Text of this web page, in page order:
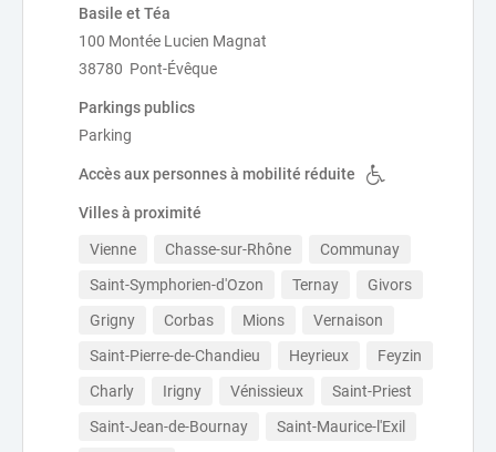
Basile et Téa
100 Montée Lucien Magnat
38780 Pont-Évêque
Parkings publics
Parking
Accès aux personnes à mobilité réduite
Villes à proximité
Vienne Chasse-sur-Rhône
Communay
Saint-Symphorien-d'Ozon
Ternay
Givors
Grigny
Corbas Mions
Vernaison
Saint-Pierre-de-Chandieu
Heyrieux
Feyzin
Charly
Irigny Vénissieux
Saint-Priest
Saint-Jean-de-Bournay
Saint-Maurice-l'Exil